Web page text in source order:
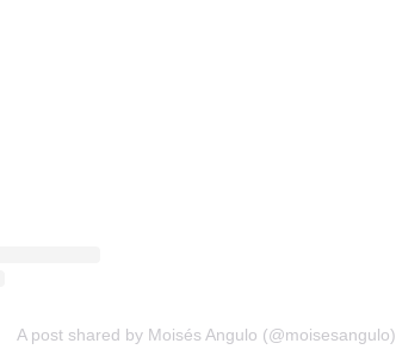
A post shared by Moisés Angulo (@moisesangulo)